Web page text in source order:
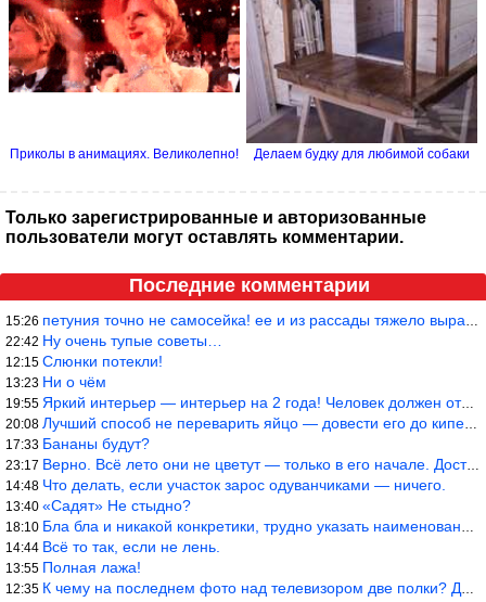
Приколы в анимациях. Великолепно! Делаем будку для любимой собаки
Только зарегистрированные и авторизованные
пользователи могут оставлять комментарии.
Последние комментарии
15:26 петуния точно не самосейка! ее и из рассады тяжело вырастить!
22:42 Ну очень тупые советы…
12:15 Слюнки потекли!
13:23 Ни о чём
19:55 Яркий интерьер — интерьер на 2 года! Человек должен отдыхать в с
20:08 Лучший способ не переварить яйцо — довести его до кипения и выкл
17:33 Бананы будут?
23:17 Верно. Всё лето они не цветут — только в его начале. Достаточно
14:48 Что делать, если участок зарос одуванчиками — ничего.
13:40 «Садят» Не стыдно?
18:10 Бла бла и никакой конкретики, трудно указать наименование рекоме
14:44 Всё то так, если не лень.
13:55 Полная лажа!
12:35 К чему на последнем фото над телевизором две полки? Делают интер